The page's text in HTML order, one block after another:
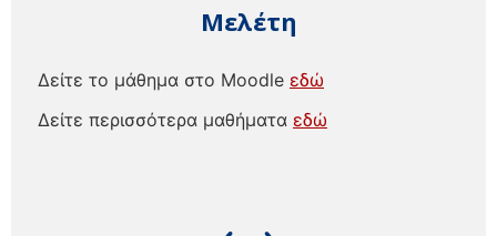
Μελέτη
Δείτε το μάθημα στο Moodle εδώ
Δείτε περισσότερα μαθήματα εδώ